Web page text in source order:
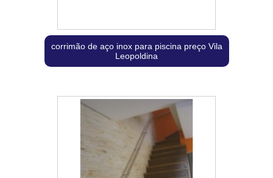
corrimão de aço inox para piscina preço Vila
Leopoldina